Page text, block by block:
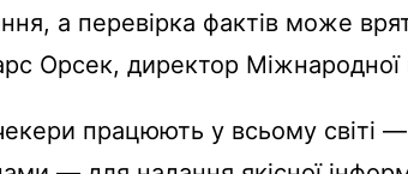
а перевірка фактів може
Орсек, директор Міжнародної
працюють у всьому світі